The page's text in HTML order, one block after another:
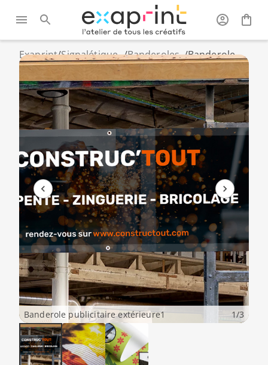
Exaprint/Signalétique
et grand
format
/Banderoles /Banderole
XXL grand
format
Banderole publicitaire extérieure1 1/3